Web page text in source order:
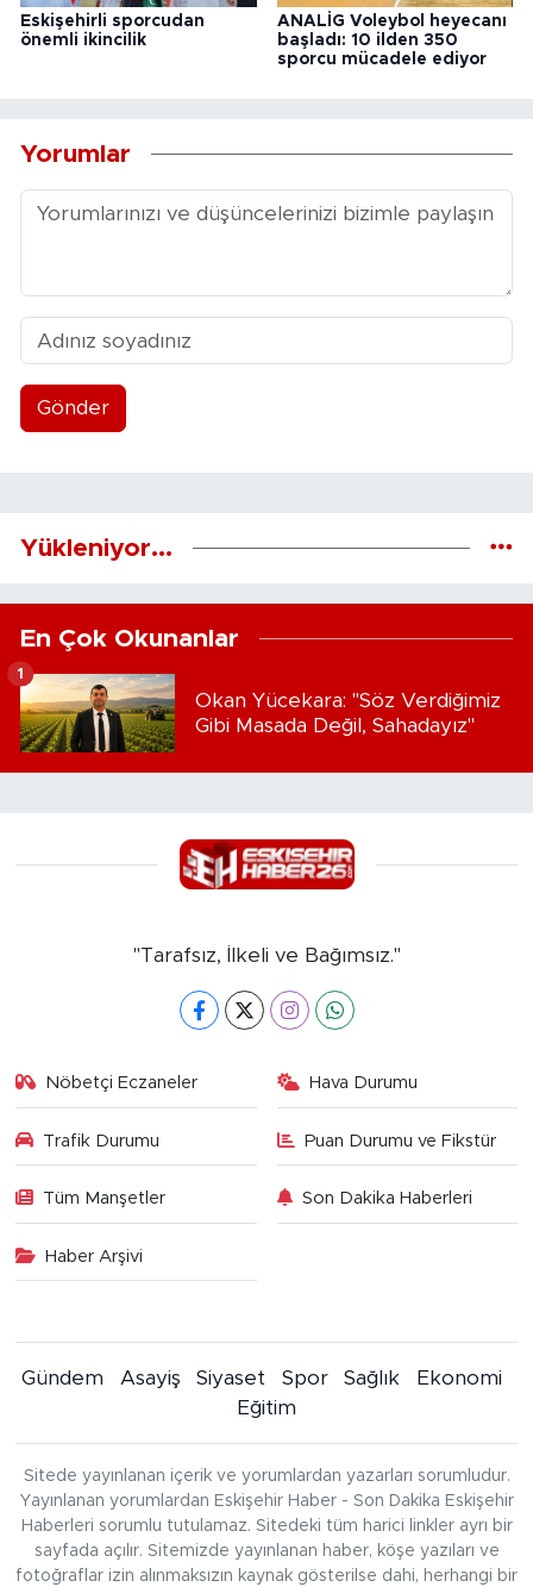
Eskişehirli sporcudan
önemli ikincilik
ANALİG Voleybol heyecanı
başladı: 10 ilden 350
sporcu mücadele ediyor
Yorumlar
Gönder
Yükleniyor...
En Çok Okunanlar
Okan Yücekara: "Söz Verdiğimiz
Gibi Masada Değil, Sahadayız"
1
"Tarafsız, İlkeli ve Bağımsız."
Nöbetçi Eczaneler Hava Durumu
Trafik Durumu Puan Durumu ve Fikstür
Tüm Manşetler Son Dakika Haberleri
Haber Arşivi
Gündem Asayiş Siyaset Spor Sağlık
Ekonomi
Eğitim
Sitede yayınlanan içerik ve yorumlardan yazarları sorumludur.
Yayınlanan yorumlardan Eskişehir Haber - Son Dakika Eskişehir
Haberleri sorumlu tutulamaz. Sitedeki tüm harici linkler ayrı bir
sayfada açılır. Sitemizde yayınlanan haber, köşe yazıları ve
fotoğraflar izin alınmaksızın kaynak gösterilse dahi, herhangi bir